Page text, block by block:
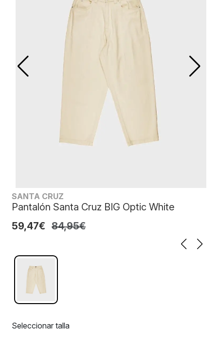
SANTA CRUZ
Pantalón Santa Cruz BIG Optic White
59,47€ 84,95€
Seleccionar talla